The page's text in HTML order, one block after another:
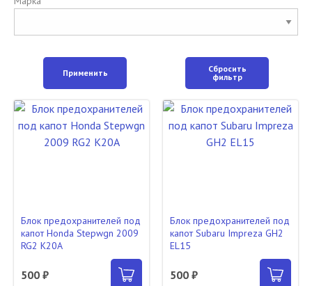
Применить
Сбросить
фильтр
Блок предохранителей под
капот Honda Stepwgn 2009
RG2 K20A
500 ₽
Блок предохранителей под
капот Subaru Impreza GH2
EL15
500 ₽